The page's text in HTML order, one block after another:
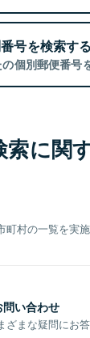
号を検索す
個別郵便番号
索に関
町村の一覧を実
い合わせ
まな疑問にお答